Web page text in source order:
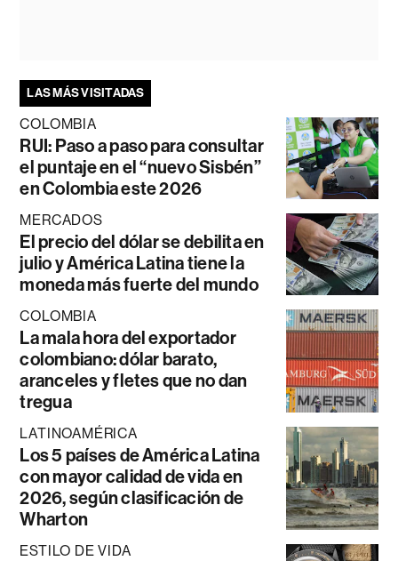
LAS MÁS VISITADAS
COLOMBIA
RUI: Paso a paso para consultar
el puntaje en el “nuevo Sisbén”
en Colombia este 2026
MERCADOS
El precio del dólar se debilita en
julio y América Latina tiene la
moneda más fuerte del mundo
COLOMBIA
La mala hora del exportador
colombiano: dólar barato,
aranceles y fletes que no dan
tregua
LATINOAMÉRICA
Los 5 países de América Latina
con mayor calidad de vida en
2026, según clasificación de
Wharton
ESTILO DE VIDA